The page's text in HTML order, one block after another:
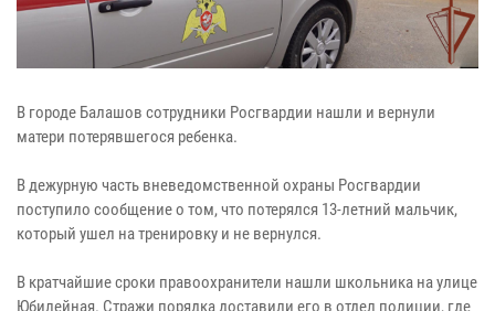
В городе Балашов сотрудники Росгвардии нашли и вернули
матери потерявшегося ребенка.
В дежурную часть вневедомственной охраны Росгвардии
поступило сообщение о том, что потерялся 13-летний мальчик,
который ушел на тренировку и не вернулся.
В кратчайшие сроки правоохранители нашли школьника на улице
Юбилейная. Стражи порядка доставили его в отдел полиции, где